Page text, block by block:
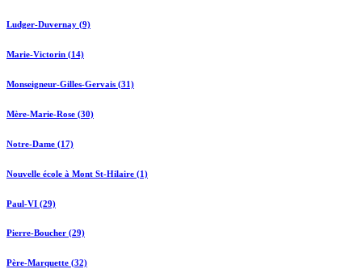
Ludger-Duvernay (9)
Marie-Victorin (14)
Monseigneur-Gilles-Gervais (31)
Mère-Marie-Rose (30)
Notre-Dame (17)
Nouvelle école à Mont St-Hilaire (1)
Paul-VI (29)
Pierre-Boucher (29)
Père-Marquette (32)